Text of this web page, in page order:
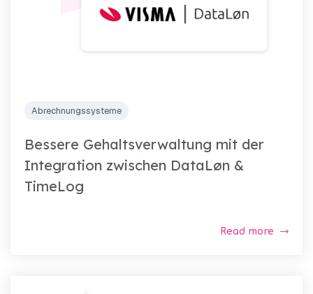
Abrechnungssysteme
Bessere Gehaltsverwaltung mit der
Integration zwischen DataLøn &
TimeLog
Read more